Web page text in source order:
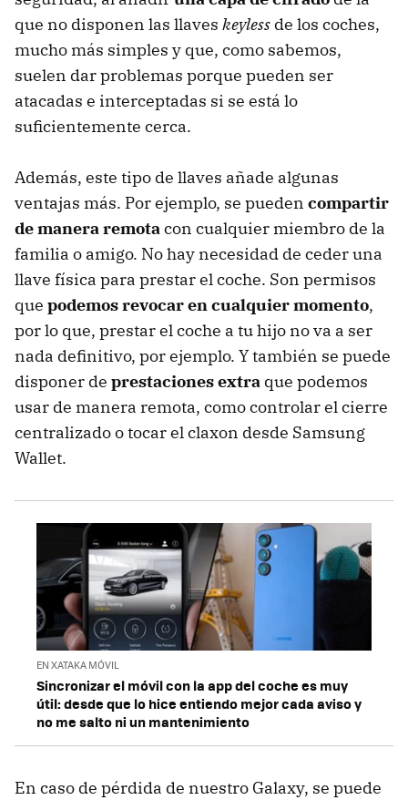
que no disponen las llaves keyless de los coches,
mucho más simples y que, como sabemos,
suelen dar problemas porque pueden ser
atacadas e interceptadas si se está lo
suficientemente cerca.
Además, este tipo de llaves añade algunas
ventajas más. Por ejemplo, se pueden compartir
de manera remotacon cualquier miembro de la
familia o amigo. No hay necesidad de ceder una
llave física para prestar el coche. Son permisos
que podemos revocar en cualquier momento,
por lo que, prestar el coche a tu hijo no va a ser
nada definitivo, por ejemplo. Y también se puede
disponer de prestaciones extra que podemos
usar de manera remota, como controlar el cierre
centralizado o tocar el claxon desde Samsung
Wallet.
EN XATAKA MÓVIL
Sincronizar el móvil con la app del coche es muy
útil: desde que lo hice entiendo mejor cada aviso y
no me salto ni un mantenimiento
En caso de pérdida de nuestro Galaxy, se puede